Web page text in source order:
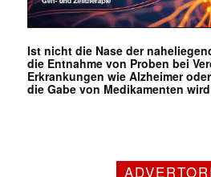
Ist nicht die Nase der
die Entnahme von Proben bei
Erkrankungen wie Alzheimer
die Gabe von Medikamenten